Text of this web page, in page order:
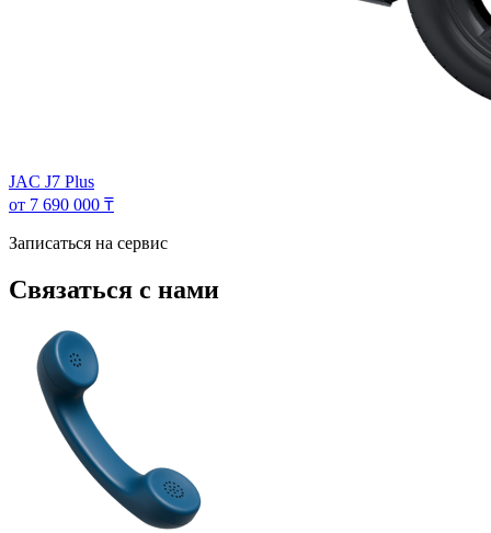
JAC J7 Plus
от 7 690 000 ₸
Записаться на сервис
Связаться с нами